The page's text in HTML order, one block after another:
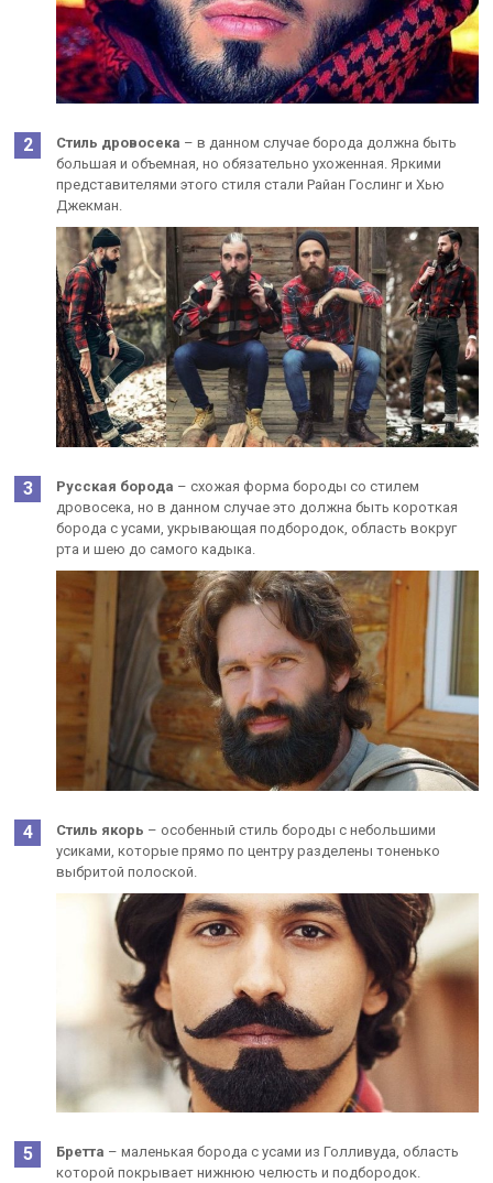
Стиль дровосека – в данном случае борода должна быть
большая и объемная, но обязательно ухоженная. Яркими
представителями этого стиля стали Райан Гослинг и Хью
Джекман.
Русская борода – схожая форма бороды со стилем
дровосека, но в данном случае это должна быть короткая
борода с усами, укрывающая подбородок, область вокруг
рта и шею до самого кадыка.
Стиль якорь – особенный стиль бороды с небольшими
усиками, которые прямо по центру разделены тоненько
выбритой полоской.
Бретта – маленькая борода с усами из Голливуда, область
которой покрывает нижнюю челюсть и подбородок.